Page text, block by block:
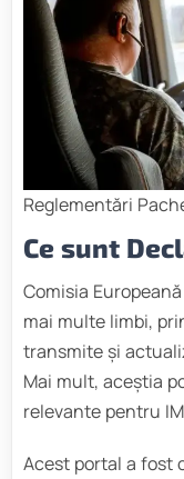
Reglementări
Ce sunt
Comisia
mai multe limbi,
transmite și
Mai mult, aceștia
relevante pentru
Acest portal a fost